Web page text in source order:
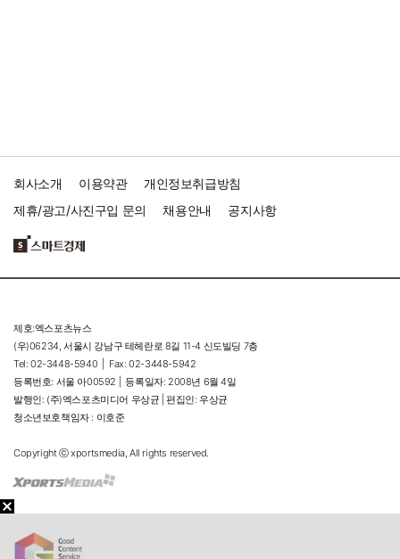
회사소개 이용약관
개인정보취급방침
제휴/광고/사진구입 문의
채용안내 공지사항
제호:엑스포츠뉴스
(우)06234, 서울시 강남구 테헤란로 8길 11-4 신도빌딩 7층
Tel: 02-3448-5940 |
Fax: 02-3448-5942
등록번호: 서울 아00592 |
등록일자: 2008년 6월 4일
발행인: (주)엑스포츠미디어 우상균 | 편집인: 우상균
청소년보호책임자 : 이호준
Copyright ⓒ xportsmedia, All rights reserved.